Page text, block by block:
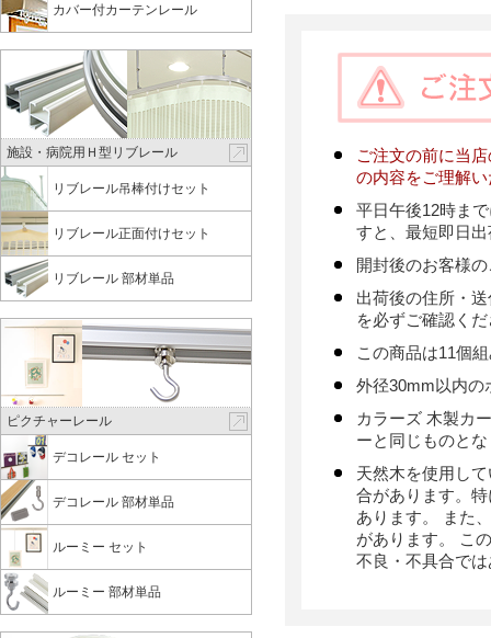
ご注文の前に当
の内容をご理解
平日午後12時ま
すと、最短即日
開封後のお客様
出荷後の住所・
を必ずご確認く
この商品は11個
外径30mm以内の
カラーズ 木製カ
ーと同じものと
天然木を使用し
合があります。
あります。 また
があります。 こ
不良・不具合で
カバー付カーテンレール
施設・病院用Ｈ型リブレール
リブレール吊棒付けセット
リブレール正面付けセット
リブレール 部材単品
ピクチャーレール
デコレール セット
デコレール 部材単品
ルーミー セット
ルーミー 部材単品